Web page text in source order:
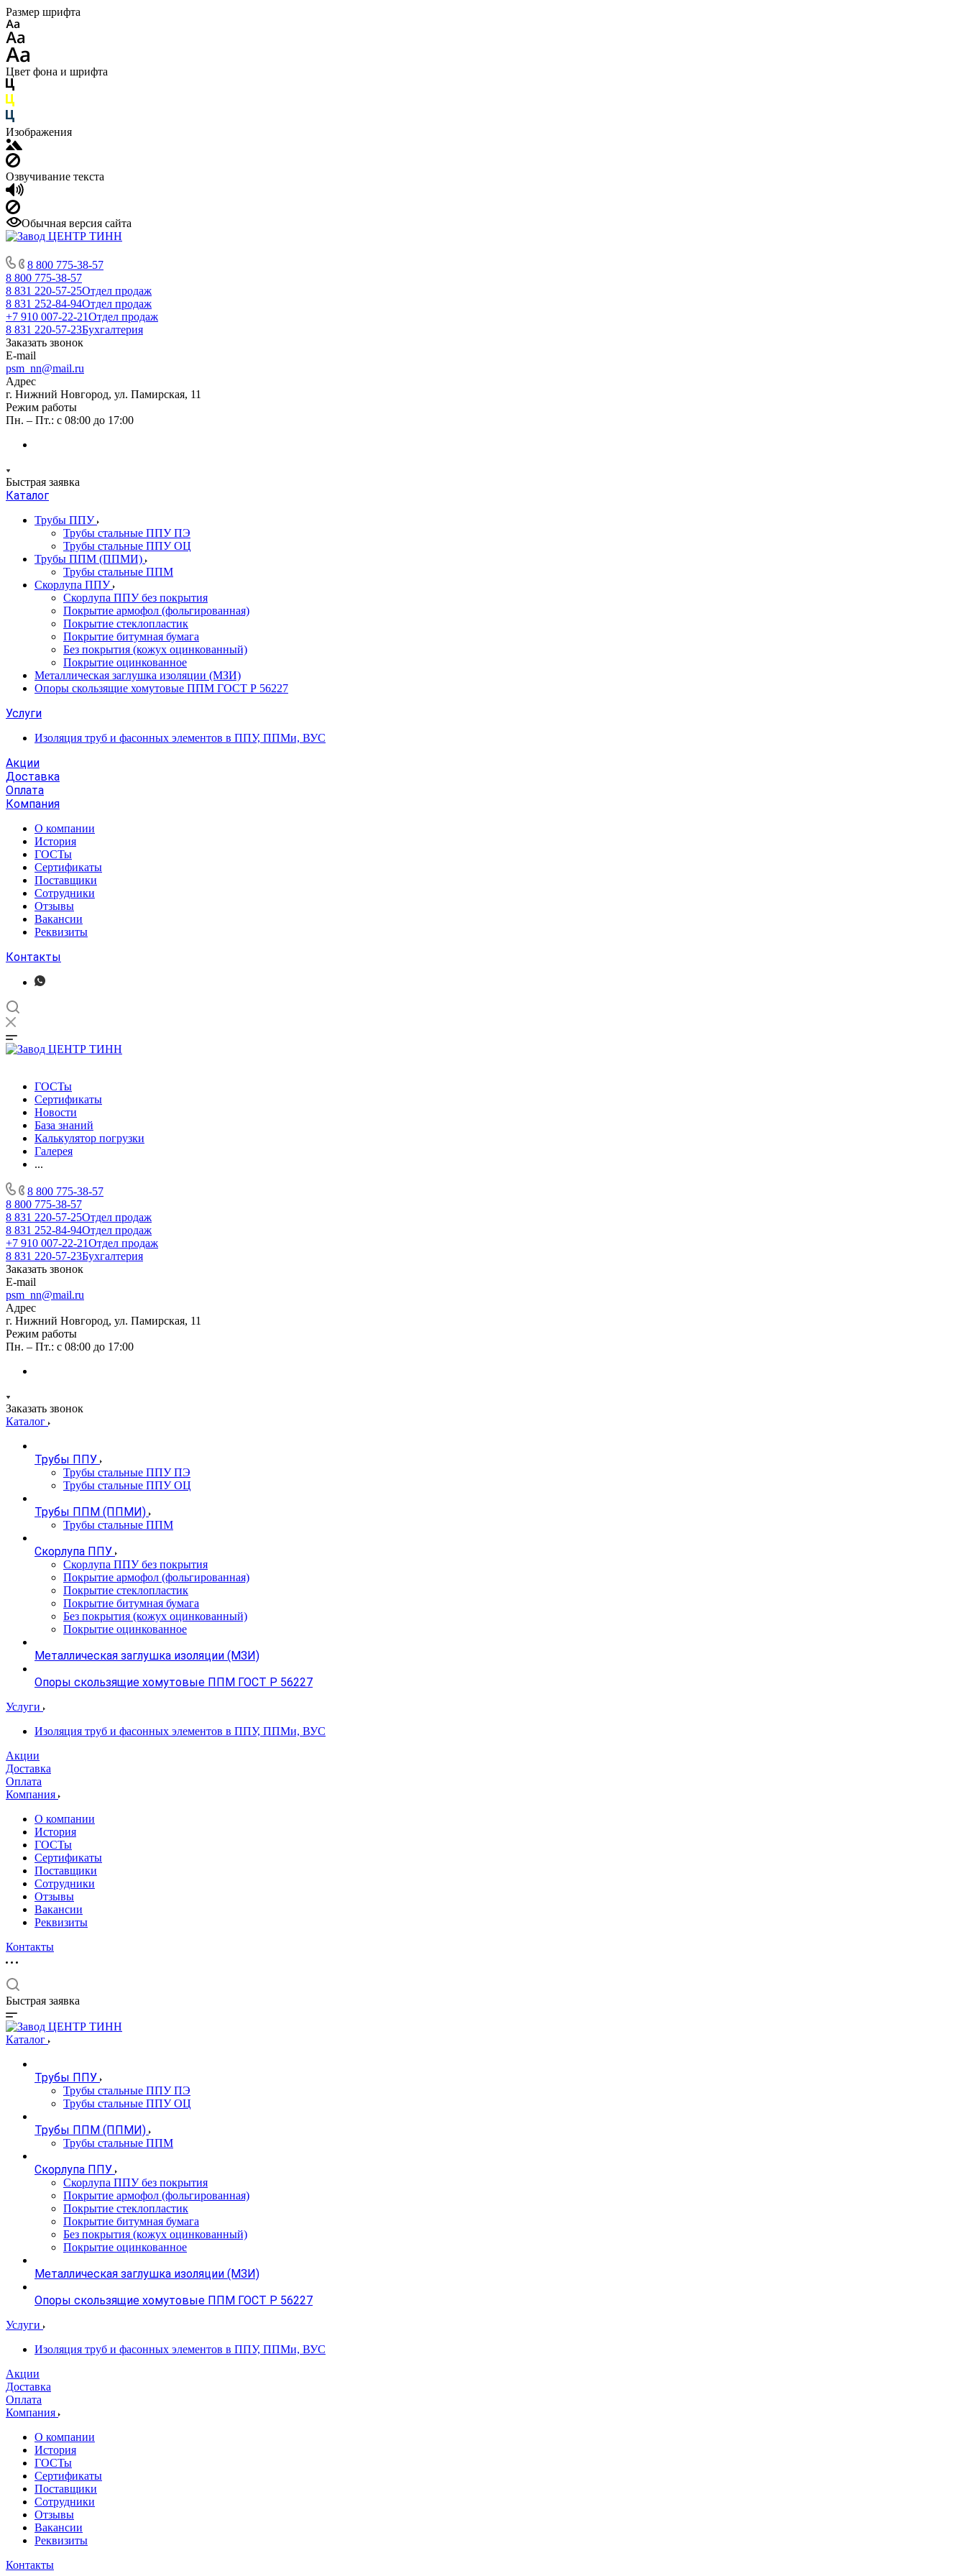
Размер шрифта
Цвет фона и шрифта
Изображения
Озвучивание текста
Обычная версия сайта
8 800 775-38-57
8 800 775-38-57
8 831 220-57-25Отдел продаж
8 831 252-84-94Отдел продаж
+7 910 007-22-21Отдел продаж
8 831 220-57-23Бухгалтерия
Заказать звонок
E-mail
psm_nn@mail.ru
Адрес
г. Нижний Новгород, ул. Памирская, 11
Режим работы
Пн. – Пт.: с 08:00 до 17:00
Быстрая заявка
Каталог
Трубы ППУ
Трубы стальные ППУ ПЭ
Трубы стальные ППУ ОЦ
Трубы ППМ (ППМИ)
Трубы стальные ППМ
Скорлупа ППУ
Скорлупа ППУ без покрытия
Покрытие армофол (фольгированная)
Покрытие стеклопластик
Покрытие битумная бумага
Без покрытия (кожух оцинкованный)
Покрытие оцинкованное
Металлическая заглушка изоляции (МЗИ)
Опоры скользящие хомутовые ППМ ГОСТ Р 56227
Услуги
Изоляция труб и фасонных элементов в ППУ, ППМи, ВУС
Акции
Доставка
Оплата
Компания
О компании
История
ГОСТы
Сертификаты
Поставщики
Сотрудники
Отзывы
Вакансии
Реквизиты
Контакты
ГОСТы
Сертификаты
Новости
База знаний
Калькулятор погрузки
Галерея
...
8 800 775-38-57
8 800 775-38-57
8 831 220-57-25Отдел продаж
8 831 252-84-94Отдел продаж
+7 910 007-22-21Отдел продаж
8 831 220-57-23Бухгалтерия
Заказать звонок
E-mail
psm_nn@mail.ru
Адрес
г. Нижний Новгород, ул. Памирская, 11
Режим работы
Пн. – Пт.: с 08:00 до 17:00
Заказать звонок
Каталог
Трубы ППУ
Трубы стальные ППУ ПЭ
Трубы стальные ППУ ОЦ
Трубы ППМ (ППМИ)
Трубы стальные ППМ
Скорлупа ППУ
Скорлупа ППУ без покрытия
Покрытие армофол (фольгированная)
Покрытие стеклопластик
Покрытие битумная бумага
Без покрытия (кожух оцинкованный)
Покрытие оцинкованное
Металлическая заглушка изоляции (МЗИ)
Опоры скользящие хомутовые ППМ ГОСТ Р 56227
Услуги
Изоляция труб и фасонных элементов в ППУ, ППМи, ВУС
Акции
Доставка
Оплата
Компания
О компании
История
ГОСТы
Сертификаты
Поставщики
Сотрудники
Отзывы
Вакансии
Реквизиты
Контакты
Быстрая заявка
Каталог
Трубы ППУ
Трубы стальные ППУ ПЭ
Трубы стальные ППУ ОЦ
Трубы ППМ (ППМИ)
Трубы стальные ППМ
Скорлупа ППУ
Скорлупа ППУ без покрытия
Покрытие армофол (фольгированная)
Покрытие стеклопластик
Покрытие битумная бумага
Без покрытия (кожух оцинкованный)
Покрытие оцинкованное
Металлическая заглушка изоляции (МЗИ)
Опоры скользящие хомутовые ППМ ГОСТ Р 56227
Услуги
Изоляция труб и фасонных элементов в ППУ, ППМи, ВУС
Акции
Доставка
Оплата
Компания
О компании
История
ГОСТы
Сертификаты
Поставщики
Сотрудники
Отзывы
Вакансии
Реквизиты
Контакты